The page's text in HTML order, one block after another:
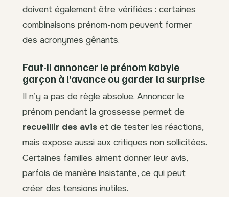
doivent également être vérifiées : certaines
combinaisons prénom-nom peuvent former
des acronymes gênants.
Faut-il annoncer le prénom kabyle
garçon à l’avance ou garder la surprise
Il n’y a pas de règle absolue. Annoncer le
prénom pendant la grossesse permet de
recueillir des avis et de tester les réactions,
mais expose aussi aux critiques non sollicitées.
Certaines familles aiment donner leur avis,
parfois de manière insistante, ce qui peut
créer des tensions inutiles.